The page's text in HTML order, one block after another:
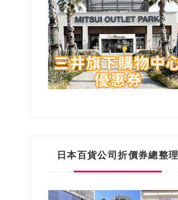
日本百貨公司折價券總整理